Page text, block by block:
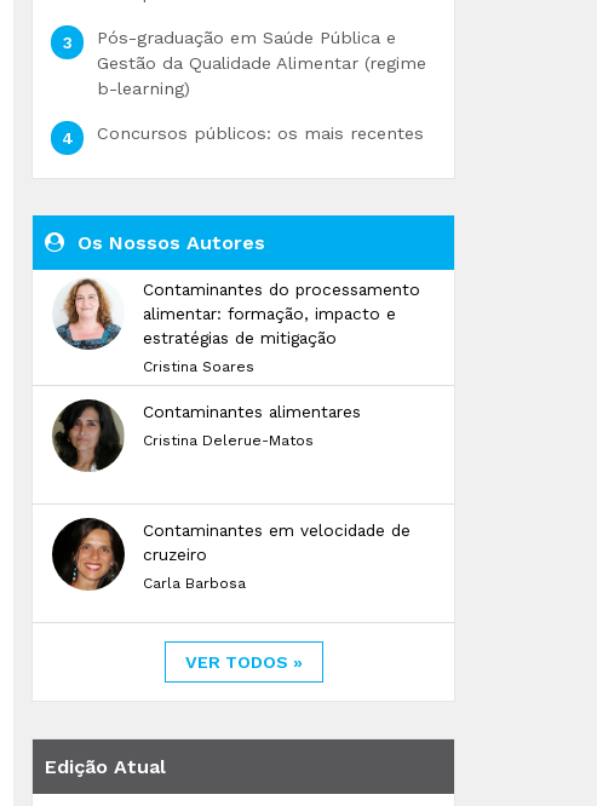
Pós-graduação em Saúde Pública e
Gestão da Qualidade Alimentar (regime
b-learning)
Concursos públicos: os mais recentes
Os Nossos Autores
Contaminantes do processamento
alimentar: formação, impacto e
estratégias de mitigação
Cristina Soares
Contaminantes alimentares
Cristina Delerue-Matos
Contaminantes em velocidade de
cruzeiro
Carla Barbosa
VER TODOS »
Edição Atual